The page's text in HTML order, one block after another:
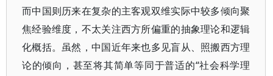
而中国则历来在复杂的主客观双维实际中较多倾向聚
焦经验维度，不太关注西方所偏重的抽象理论和逻辑
化概括。虽然，中国近年来也多见盲从、照搬西方理
论的倾向，甚至将其简单等同于普适的“社会科学理